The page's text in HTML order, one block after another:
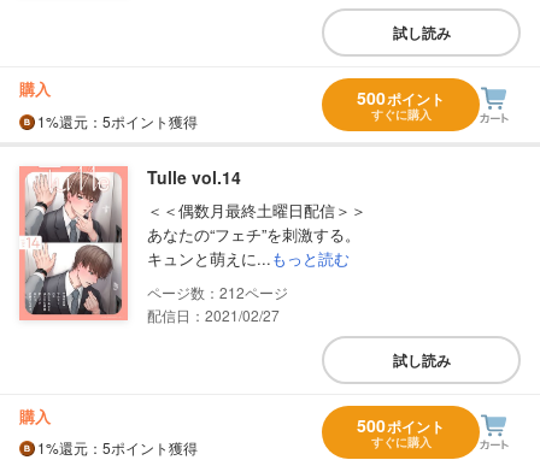
試し読み
購入
1%還元 ：5ポイント獲得
500ポイント
すぐに購入
Tulle vol.14
＜＜偶数月最終土曜日配信＞＞
あなたの“フェチ”を刺激する。
キュンと萌えに...もっと読む
212
配信日：2021/02/27
試し読み
購入
1%還元 ：5ポイント獲得
500ポイント
すぐに購入